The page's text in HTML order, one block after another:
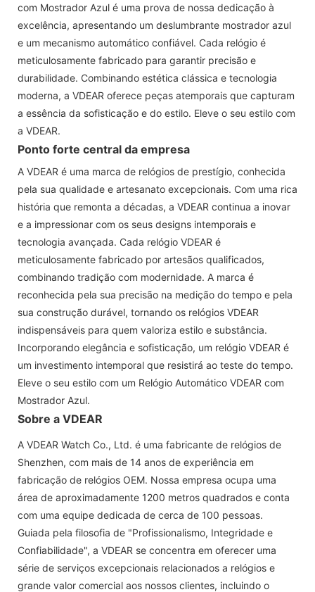
com Mostrador Azul é uma prova de nossa dedicação à
excelência, apresentando um deslumbrante mostrador azul
e um mecanismo automático confiável. Cada relógio é
meticulosamente fabricado para garantir precisão e
durabilidade. Combinando estética clássica e tecnologia
moderna, a VDEAR oferece peças atemporais que capturam
a essência da sofisticação e do estilo. Eleve o seu estilo com
a VDEAR.
Ponto forte central da empresa
A VDEAR é uma marca de relógios de prestígio, conhecida
pela sua qualidade e artesanato excepcionais. Com uma rica
história que remonta a décadas, a VDEAR continua a inovar
e a impressionar com os seus designs intemporais e
tecnologia avançada. Cada relógio VDEAR é
meticulosamente fabricado por artesãos qualificados,
combinando tradição com modernidade. A marca é
reconhecida pela sua precisão na medição do tempo e pela
sua construção durável, tornando os relógios VDEAR
indispensáveis ​​para quem valoriza estilo e substância.
Incorporando elegância e sofisticação, um relógio VDEAR é
um investimento intemporal que resistirá ao teste do tempo.
Eleve o seu estilo com um Relógio Automático VDEAR com
Mostrador Azul.
Sobre a VDEAR
A VDEAR Watch Co., Ltd. é uma fabricante de relógios de
Shenzhen, com mais de 14 anos de experiência em
fabricação de relógios OEM. Nossa empresa ocupa uma
área de aproximadamente 1200 metros quadrados e conta
com uma equipe dedicada de cerca de 100 pessoas.
Guiada pela filosofia de "Profissionalismo, Integridade e
Confiabilidade", a VDEAR se concentra em oferecer uma
série de serviços excepcionais relacionados a relógios e
grande valor comercial aos nossos clientes, incluindo o